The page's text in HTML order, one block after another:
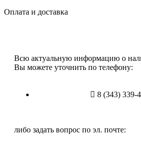
Оплата и доставка
Всю актуальную информацию о
Вы можете уточнить по телефону:
8 (343) 339-
либо задать вопрос по эл. почте: